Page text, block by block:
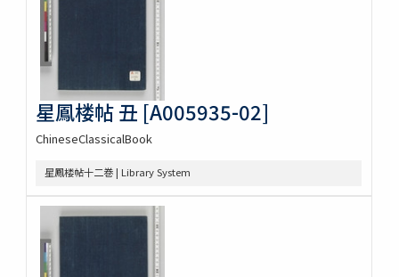
星鳳楼帖 丑 [A005935-02]
ChineseClassicalBook
星鳳楼帖十二巻 | Library System